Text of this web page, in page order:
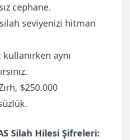
cephane.
silah seviyenizi hitman
aynı
$250.000
Silah Hilesi Şifreleri: